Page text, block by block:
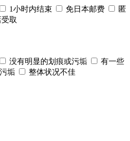
1小时内结束 免日本邮费
匿
取
没有明显的划痕或污垢
有一些
垢 整体状况不佳